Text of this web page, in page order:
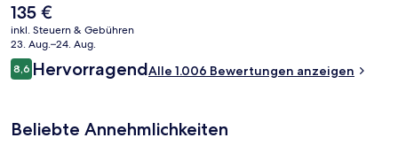
entfernt: Zur Metrostation Şişhane-Zemin sind es 4 Minuten und
zur U-Bahn-Station Tophane 10 Minuten.
Der
aktuelle
Preis
beträgt
135 €.
135 €
inkl. Steuern & Gebühren
23. Aug.–24. Aug.
Bewertungen
8,68,6 von 10.
HervorragendAlle 1.006 Bewertungen anzeigen
Beliebte Annehmlichkeiten